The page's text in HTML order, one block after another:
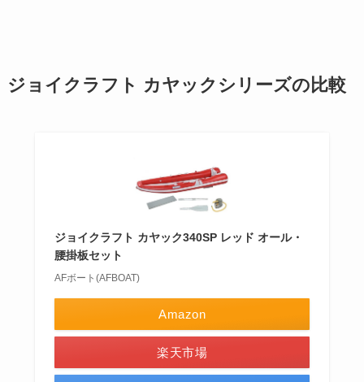
ジョイクラフト カヤックシリーズの比較
ジョイクラフト カヤック340SP レッド オール・
腰掛板セット
AFボート(AFBOAT)
Amazon
楽天市場